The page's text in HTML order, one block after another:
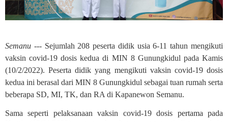
Semanu ---Sejumlah 208 peserta didik usia 6-11 tahun mengikuti
vaksin covid-19 dosis kedua di MIN 8 Gunungkidul pada Kamis
(10/2/2022). Peserta didik yang mengikuti vaksin covid-19 dosis
kedua ini berasal dari MIN 8 Gunungkidul sebagai tuan rumah serta
beberapa SD, MI, TK, dan RA di Kapanewon Semanu.
Sama seperti pelaksanaan vaksin covid-19 dosis pertama pada